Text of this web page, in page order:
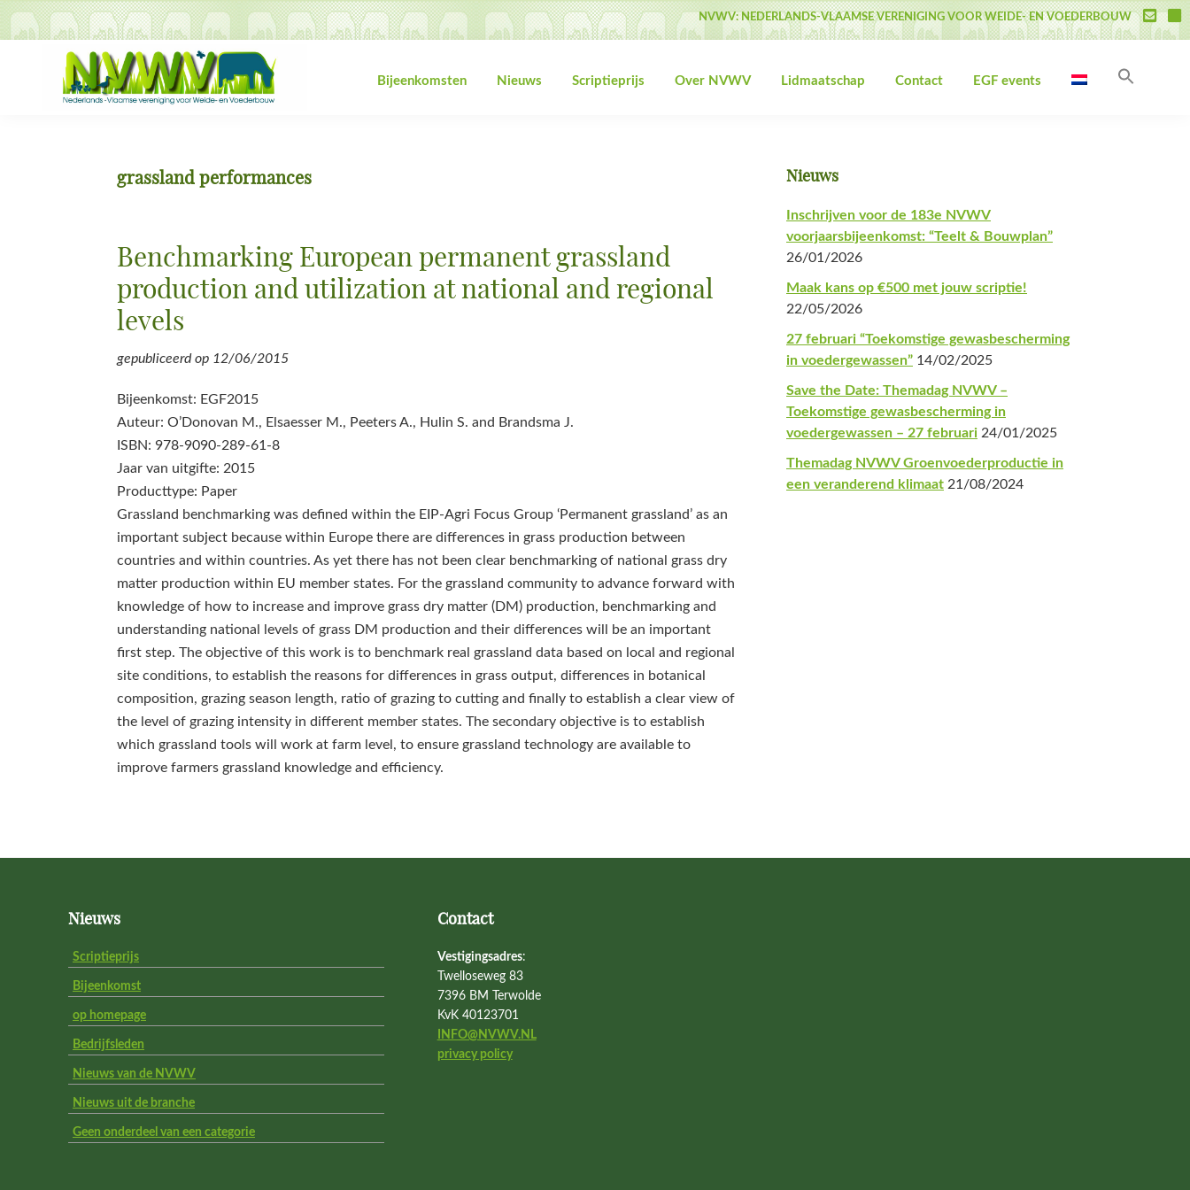
Spring
naar
hoofdnavigatie
Door
naar
Spring
naar
Spring
naar
NVWV: NEDERLANDS-VLAAMSE VERENIGING VOOR WEIDE- EN VOEDERBOUW
Bijeenkomsten Nieuws Scriptieprijs Over NVWV Lidmaatschap Contact EGF events
grassland performances
Benchmarking European permanent grassland
production and utilization at national and regional
levels
gepubliceerd op 12/06/2015
Bijeenkomst: EGF2015
Auteur: O’Donovan M., Elsaesser M., Peeters A., Hulin S. and Brandsma J.
ISBN: 978-9090-289-61-8
Jaar van uitgifte: 2015
Producttype: Paper
Grassland benchmarking was defined within the EIP-Agri Focus Group ‘Permanent grassland’ as an
important subject because within Europe there are differences in grass production between
countries and within countries. As yet there has not been clear benchmarking of national grass dry
matter production within EU member states. For the grassland community to advance forward with
knowledge of how to increase and improve grass dry matter (DM) production, benchmarking and
understanding national levels of grass DM production and their differences will be an important
first step. The objective of this work is to benchmark real grassland data based on local and regional
site conditions, to establish the reasons for differences in grass output, differences in botanical
composition, grazing season length, ratio of grazing to cutting and finally to establish a clear view of
the level of grazing intensity in different member states. The secondary objective is to establish
which grassland tools will work at farm level, to ensure grassland technology are available to
improve farmers grassland knowledge and efficiency.
Primaire
Sidebar
Nieuws
Inschrijven voor de 183e NVWV
voorjaarsbijeenkomst: “Teelt & Bouwplan”
26/01/2026
Maak kans op €500 met jouw scriptie!
22/05/2026
27 februari “Toekomstige gewasbescherming
in voedergewassen” 14/02/2025
Save the Date: Themadag NVWV –
Toekomstige gewasbescherming in
voedergewassen – 27 februari 24/01/2025
Themadag NVWV Groenvoederproductie in
een veranderend klimaat 21/08/2024
Nieuws
Scriptieprijs
Bijeenkomst
op homepage
Bedrijfsleden
Nieuws van de NVWV
Nieuws uit de branche
Geen onderdeel van een categorie
Contact
Vestigingsadres:
Twelloseweg 83
7396 BM Terwolde
KvK 40123701
INFO@NVWV.NL
privacy policy